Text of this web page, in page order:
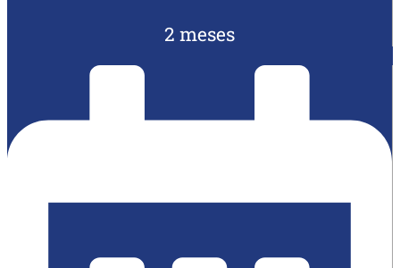
2 meses